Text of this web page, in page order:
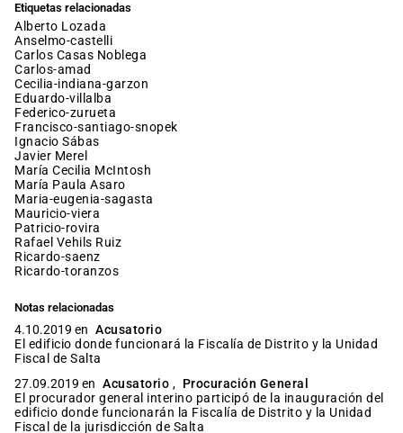
Etiquetas relacionadas
Alberto Lozada
anselmo-castelli
Carlos Casas Noblega
carlos-amad
cecilia-indiana-garzon
eduardo-villalba
federico-zurueta
francisco-santiago-snopek
Ignacio Sábas
Javier Merel
María Cecilia McIntosh
María Paula Asaro
maria-eugenia-sagasta
mauricio-viera
patricio-rovira
Rafael Vehils Ruiz
ricardo-saenz
ricardo-toranzos
Notas relacionadas
4.10.2019 en Acusatorio
El edificio donde funcionará la Fiscalía de Distrito y la Unidad
Fiscal de Salta
27.09.2019 en Acusatorio , Procuración General
El procurador general interino participó de la inauguración del
edificio donde funcionarán la Fiscalía de Distrito y la Unidad
Fiscal de la jurisdicción de Salta